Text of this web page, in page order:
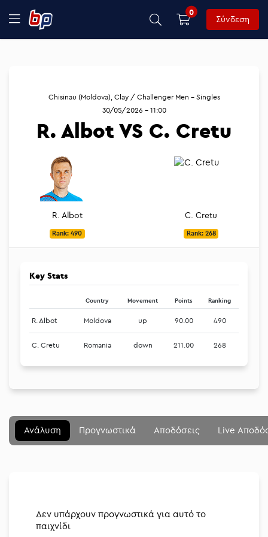
0
Σύνδεση
R. Albot
Rank: 490
Chisinau (Moldova), Clay / Challenger Men - Singles
30/05/2026 - 11:00
R. Albot VS C. Cretu
C. Cretu
Rank: 268
Key Stats
Country Movement Points Ranking
R. Albot Moldova up 90.00 490
C. Cretu Romania down 211.00 268
Ανάλυση Προγνωστικά Αποδόσεις Live
Δεν υπάρχουν προγνωστικά για αυτό το
παιχνίδι
Μενού
Betting community
Διοργανώσεις